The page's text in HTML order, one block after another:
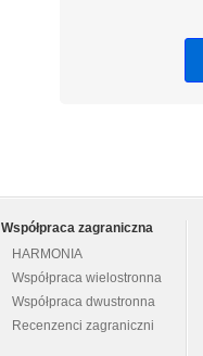
Współpraca zagraniczna
HARMONIA
Współpraca wielostronna
Współpraca dwustronna
Recenzenci zagraniczni